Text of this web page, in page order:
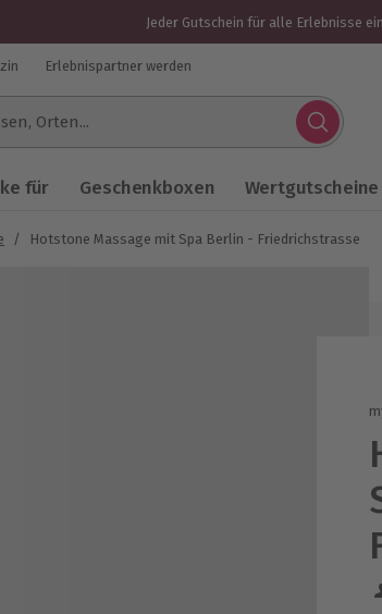
Jeder Gutschein für alle Erlebnisse
Erlebnispartner werden
für Geschenkboxen Wertgutscheine
/ Hotstone Massage mit Spa Berlin - Friedrichstrasse